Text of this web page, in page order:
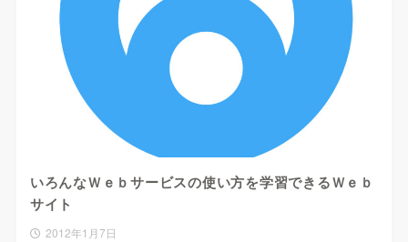
いろんなＷｅｂサービスの使い方を学習できるＷｅｂ
サイト
2012年1月7日